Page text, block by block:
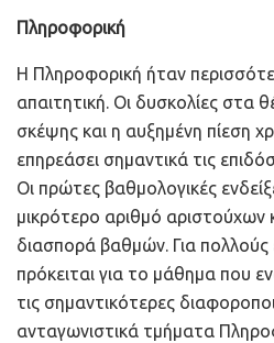
Πληροφορική
Η Πληροφορική ήταν
απαιτητική. Οι δυσκολίες στα
σκέψης και η αυξημένη πίεση
επηρεάσει σημαντικά τις
Οι πρώτες βαθμολογικές
μικρότερο αριθμό αριστούχων
διασπορά βαθμών. Για πολλούς
πρόκειται για το μάθημα που
τις σημαντικότερες
ανταγωνιστικά τμήματα